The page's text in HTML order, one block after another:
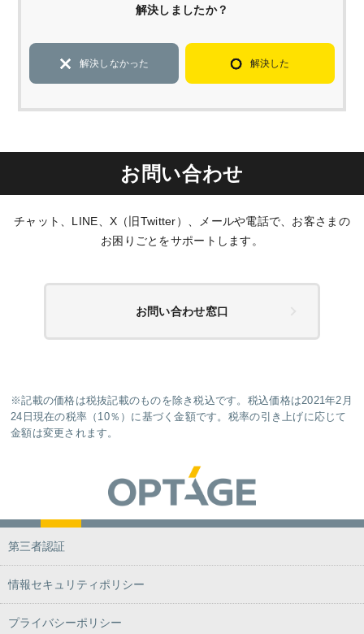
解決しましたか？
解決しなかった 解決した
お問い合わせ
チャット、LINE、X（旧Twitter）、メールや電話で、お客さまの
お困りごとをサポートします。
お問い合わせ窓口
※記載の価格は税抜記載のものを除き税込です。税込価格は2021年2月
24日現在の税率（10％）に基づく金額です。税率の引き上げに応じて
金額は変更されます。
第三者認証
情報セキュリティポリシー
プライバシーポリシー